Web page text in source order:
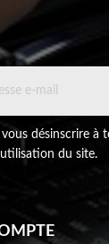
vous désinscrire
du site.